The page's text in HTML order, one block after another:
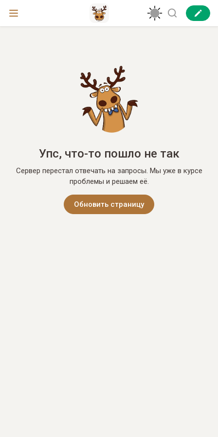
Упс, что-то пошло не так
Сервер перестал отвечать на запросы. Мы уже в курсе
проблемы и решаем её.
Обновить страницу